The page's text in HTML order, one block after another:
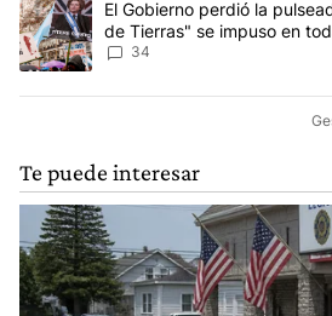
Un artículo de tendencia con el título
El Gobierno perdió la
de Tierras" se impuso en
34